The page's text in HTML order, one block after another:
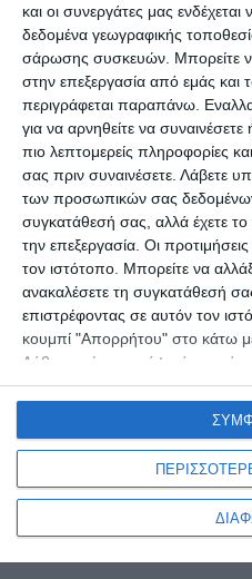
και οι συνεργάτες μας
δεδομένα γεωγραφικής
σάρωσης συσκευών. Μπορείτε να
στην επεξεργασία από εμάς
περιγράφεται παραπάνω.
για να αρνηθείτε να
πιο λεπτομερείς πληροφορίες
σας πριν συναινέσετε. Λάβετε
των προσωπικών σας δεδομένων
συγκατάθεσή σας, αλλά έχετε το
την επεξεργασία. Οι
τον ιστότοπο. Μπορείτε να
ανακαλέσετε τη συγκατάθεσή
επιστρέφοντας σε αυτόν τον
κουμπί "Απορρήτου" στο κάτω
Λάβετε επίσης υπόψη ότι
χρησιμοποιεί μία ή
περιλαμβάνουν, ενδεικτικά, τη
χρήσης σας. Μπορείτε να
αρνηθείτε τη συγκατάθεσή σας
τρίτων μερών της για τη χρήση
σκοπούς που καθορίζονται
ρυθμίζεται σε 3 επίπεδα
Μέγιστο βάρος 110kg
Μήκος x Πλάτος x Ύψος
Η μαγεία της Ικαρίας σε
ξεγνοιασιά
Ποιοι
Είδη
Νέα